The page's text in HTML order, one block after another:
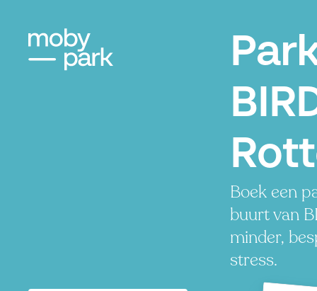
Boek een
buurt van
minder,
stress.